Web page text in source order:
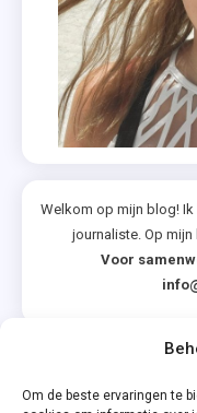
Om de beste ervaringen te
Welkom op mijn blog!
journaliste. Op
Voor